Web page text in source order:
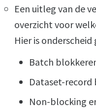
Een uitleg van de
overzicht voor
Hier is
Batch
Dataset-record
Non-blocking